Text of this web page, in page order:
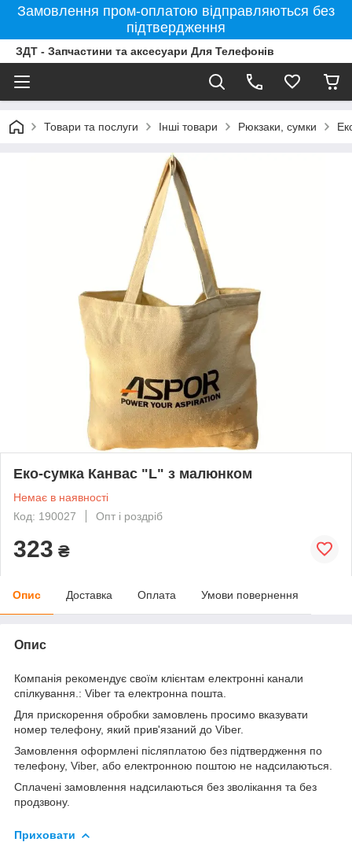
Замовлення пром-оплатою відправляються без
підтвердження
ЗДТ - Запчастини та аксесуари Для Телефонів
Товари та послуги Інші товари Рюкзаки, сумки
Еко-сумка Канвас "L" з малюнком
Немає в наявності
Код: 190027
Опт і роздріб
323 ₴
Опис Доставка Оплата Умови повернення
Опис
Компанія рекомендує своїм клієнтам електронні канали
спілкування.: Viber та електронна пошта.
Для прискорення обробки замовлень просимо вказувати
номер телефону, який прив'язаний до Viber.
Замовлення оформлені післяплатою без підтвердження по
телефону, Viber, або електронною поштою не надсилаються.
Сплачені замовлення надсилаються без зволікання та без
продзвону.
Приховати